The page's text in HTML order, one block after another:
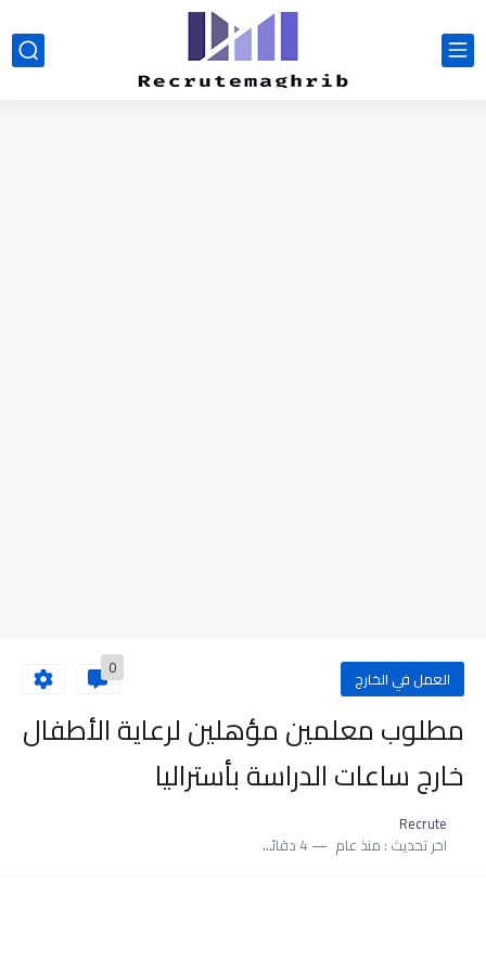
العمل في الخارج 0
مطلوب معلمين مؤهلين لرعاية الأطفال
خارج ساعات الدراسة بأستراليا
Recrute
اخر تحديث : منذ عام 4 دقائق للقراءة